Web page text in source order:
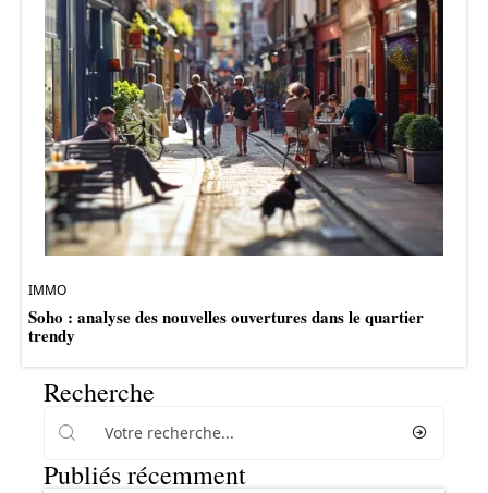
IMMO
Soho : analyse des nouvelles ouvertures dans le quartier
trendy
Recherche
Publiés récemment